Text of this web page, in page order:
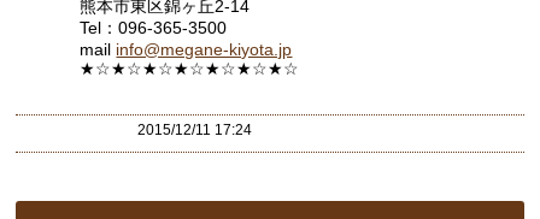
熊本市東区錦ヶ丘2-14
Tel：096-365-3500
mail info@megane-kiyota.jp
★☆★☆★☆★☆★☆★☆★☆
2015/12/11 17:24